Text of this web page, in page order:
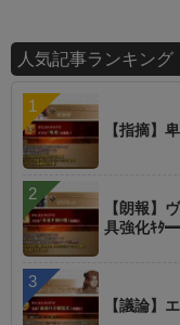
人気記事ランキング
【指摘】
【朗報】
具強化ｷ
【議論】